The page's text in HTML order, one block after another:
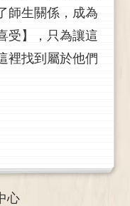
師生關係，成為
受】，只為讓這
裡找到屬於他們
心